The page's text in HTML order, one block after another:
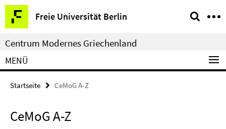
Springe
direkt
zu
Inhalt
Freie Universität Berlin
Service-
Navigation
Centrum Modernes Griechenland
MENÜ
Startseite CeMoG A-Z
CeMoG A-Z